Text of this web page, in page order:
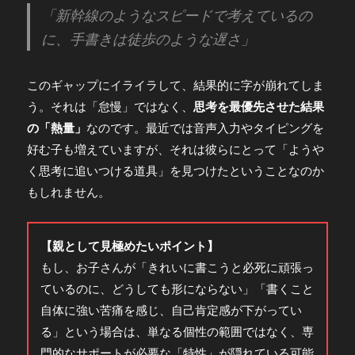
「新幹線のようなスピードで考えているの
に、手書きは徒歩のような遅さ」
このギャップにイライラして、結果的に字が崩れてしま
う。それは「怠慢」ではなく、思考を最優先させた結果
の「熱量」 なのです。最近では音声入力やタイピングを
好む子も増えていますが、それは彼らにとって「ようや
く思考に追いつける道具」を見つけたということなのか
もしれません。
【親として見極めたいポイント】
もし、お子さんが「きれいに書こうと必死に頑張っ
ているのに、どうしても形にならない」「書くこと
自体に強い苦痛を感じ、自己肯定感が下がってい
る」という場合は、単なる個性の範囲ではなく、専